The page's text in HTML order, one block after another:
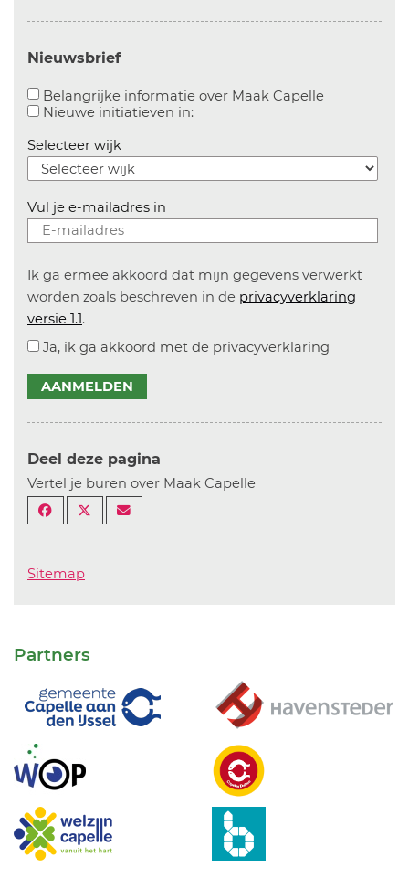
Nieuwsbrief
Belangrijke informatie over Maak CapelleAanvinken
Nieuwe initiatieven in:Aanvinken om informatie over
Selecteer wijk
Vul je e-mailadres in
Ik ga ermee akkoord dat mijn gegevens verwerkt
worden zoals beschreven in de privacyverklaring
versie 1.1.
Ja, ik ga akkoord met de privacyverklaring
AANMELDEN
Deel deze pagina
Vertel je buren over Maak Capelle
Sitemap
Partners